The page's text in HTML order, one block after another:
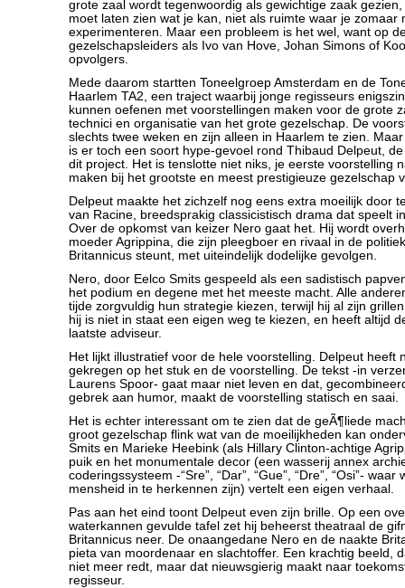
grote zaal wordt tegenwoordig als gewichtige zaak
moet laten zien wat je kan, niet als ruimte waar je zomaar
experimenteren. Maar een probleem is het wel, want op
gezelschapsleiders als Ivo van Hove, Johan Simons of
opvolgers.
Mede daarom startten Toneelgroep Amsterdam en de
Haarlem TA2, een traject waarbij jonge regisseurs
kunnen oefenen met voorstellingen maken voor de grote
technici en organisatie van het grote gezelschap. De
slechts twee weken en zijn alleen in Haarlem te zien.
is er toch een soort hype-gevoel rond Thibaud Delpeut,
dit project. Het is tenslotte niet niks, je eerste voorstelling
maken bij het grootste en meest prestigieuze gezelschap
Delpeut maakte het zichzelf nog eens extra moeilijk door
van Racine, breedsprakig classicistisch drama dat speelt
Over de opkomst van keizer Nero gaat het. Hij wordt
moeder Agrippina, die zijn pleegboer en rivaal in de
Britannicus steunt, met uiteindelijk dodelijke gevolgen.
Nero, door Eelco Smits gespeeld als een sadistisch
het podium en degene met het meeste macht. Alle
tijde zorgvuldig hun strategie kiezen, terwijl hij al zijn
hij is niet in staat een eigen weg te kiezen, en heeft altijd
laatste adviseur.
Het lijkt illustratief voor de hele voorstelling. Delpeut heeft
gekregen op het stuk en de voorstelling. De tekst -in
Laurens Spoor- gaat maar niet leven en dat,
gebrek aan humor, maakt de voorstelling statisch en saai.
Het is echter interessant om te zien dat de geÃ¶liede
groot gezelschap flink wat van de moeilijkheden kan
Smits en Marieke Heebink (als Hillary Clinton-achtige
puik en het monumentale decor (een wasserij annex
coderingssysteem -“Sre”, “Dar”, “Gue”, “Dre”, “Osi”-
mensheid in te herkennen zijn) vertelt een eigen verhaal.
Pas aan het eind toont Delpeut even zijn brille. Op een
waterkannen gevulde tafel zet hij beheerst theatraal de
Britannicus neer. De onaangedane Nero en de naakte
pieta van moordenaar en slachtoffer. Een krachtig beeld,
niet meer redt, maar dat nieuwsgierig maakt naar
regisseur.